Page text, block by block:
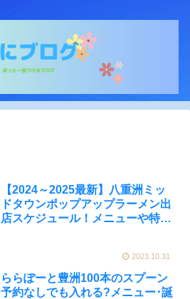
【2024～2025最新】八重洲ミッ
ドタウンポップアップラーメン出
店スケジュール！メニューや特徴
2023.10.31
ららぽーと豊洲100本のスプーン
予約なしでも入れる?メニュー･誕